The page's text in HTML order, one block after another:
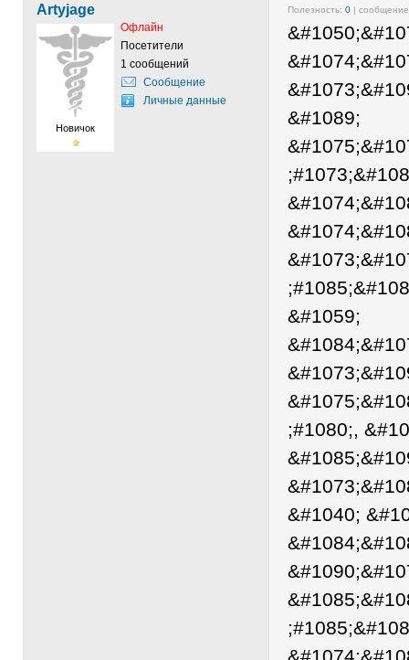
Artyjage
Новичок
Офлайн
Посетители
1 сообщений
Сообщение
Личные данные
Полезность: 0 |
&#1089;
&#1059;
;#1080;,
&#1040;